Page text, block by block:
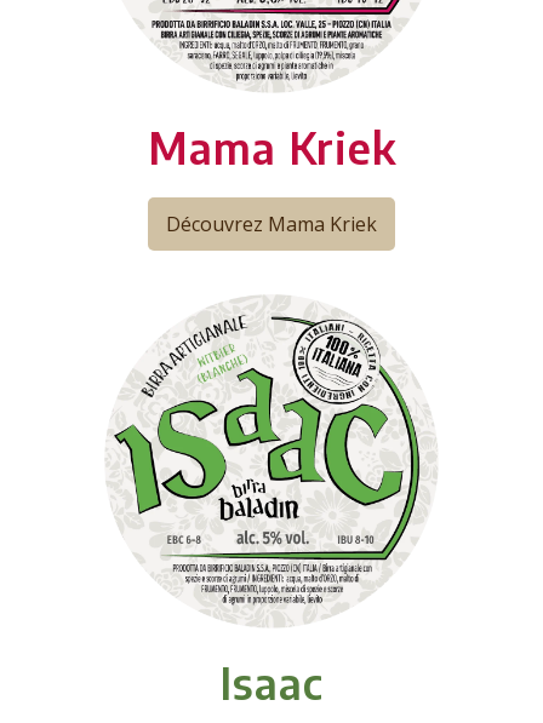
Mama Kriek
Découvrez Mama Kriek
Isaac